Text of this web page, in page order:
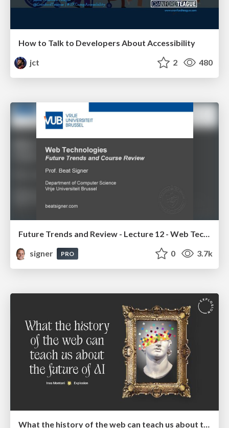
How to Talk to Developers About Accessibility
jct
2 480
signer
PRO 0 3.7k
What the history of the web can teach us about the future of AI